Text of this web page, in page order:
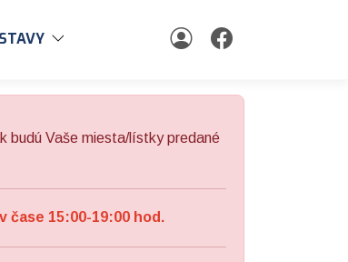
budú Vaše miesta/lístky predané
čase 15:00-19:00 hod.